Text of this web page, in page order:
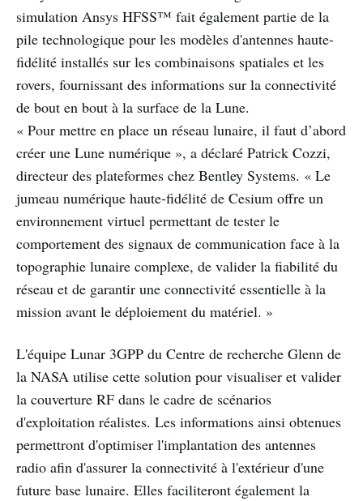
simulation Ansys HFSS™ fait également partie de la
pile technologique pour les modèles d'antennes haute-
fidélité installés sur les combinaisons spatiales et les
rovers, fournissant des informations sur la connectivité
de bout en bout à la surface de la Lune.
« Pour mettre en place un réseau lunaire, il faut d’abord
créer une Lune numérique », a déclaré Patrick Cozzi,
directeur des plateformes chez Bentley Systems. « Le
jumeau numérique haute-fidélité de Cesium offre un
environnement virtuel permettant de tester le
comportement des signaux de communication face à la
topographie lunaire complexe, de valider la fiabilité du
réseau et de garantir une connectivité essentielle à la
mission avant le déploiement du matériel. »
L'équipe Lunar 3GPP du Centre de recherche Glenn de
la NASA utilise cette solution pour visualiser et valider
la couverture RF dans le cadre de scénarios
d'exploitation réalistes. Les informations ainsi obtenues
permettront d'optimiser l'implantation des antennes
radio afin d'assurer la connectivité à l'extérieur d'une
future base lunaire. Elles faciliteront également la